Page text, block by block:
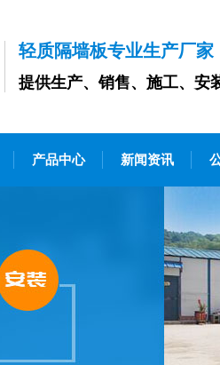
轻质隔墙板专业生产厂家
提供生产、销售、施工、安
产品中心 新闻资讯